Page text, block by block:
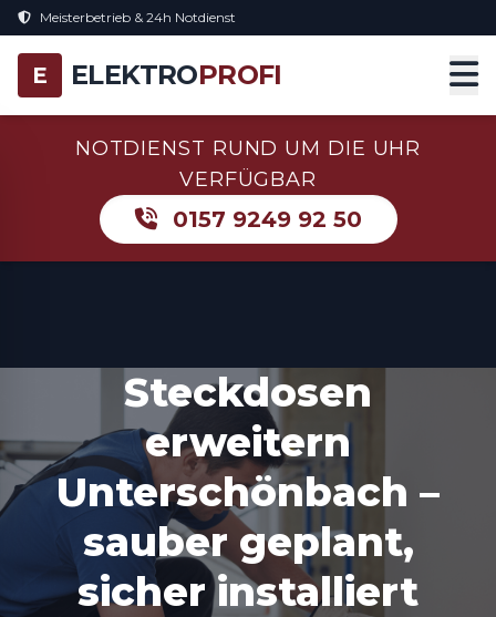
Meisterbetrieb & 24h Notdienst
E ELEKTROPROFI
NOTDIENST RUND UM DIE UHR
VERFÜGBAR
0157 9249 92 50
Steckdosen
erweitern
Unterschönbach –
sauber geplant,
sicher installiert